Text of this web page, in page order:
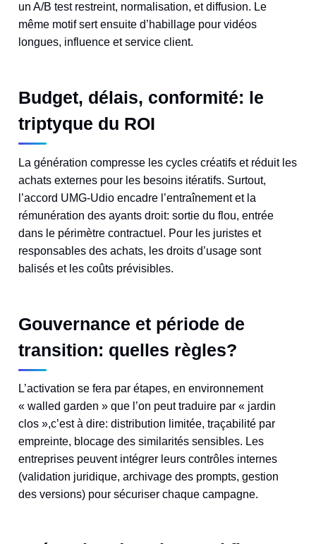
un A/B test restreint, normalisation, et diffusion. Le
même motif sert ensuite d’habillage pour vidéos
longues, influence et service client.
Budget, délais, conformité: le
triptyque du ROI
La génération compresse les cycles créatifs et réduit les
achats externes pour les besoins itératifs. Surtout,
l’accord UMG-Udio encadre l’entraînement et la
rémunération des ayants droit: sortie du flou, entrée
dans le périmètre contractuel. Pour les juristes et
responsables des achats, les droits d’usage sont
balisés et les coûts prévisibles.
Gouvernance et période de
transition: quelles règles?
L’activation se fera par étapes, en environnement
« walled garden » que l’on peut traduire par « jardin
clos »,c’est à dire: distribution limitée, traçabilité par
empreinte, blocage des similarités sensibles. Les
entreprises peuvent intégrer leurs contrôles internes
(validation juridique, archivage des prompts, gestion
des versions) pour sécuriser chaque campagne.